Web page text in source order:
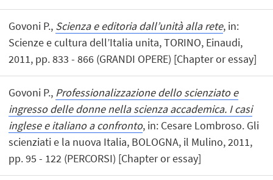
Govoni P., Scienza e editoria dall’unità alla rete, in:
Scienze e cultura dell’Italia unita, TORINO, Einaudi,
2011, pp. 833 - 866 (GRANDI OPERE) [Chapter or essay]
Govoni P., Professionalizzazione dello scienziato e
ingresso delle donne nella scienza accademica. I casi
inglese e italiano a confronto, in: Cesare Lombroso. Gli
scienziati e la nuova Italia, BOLOGNA, il Mulino, 2011,
pp. 95 - 122 (PERCORSI) [Chapter or essay]